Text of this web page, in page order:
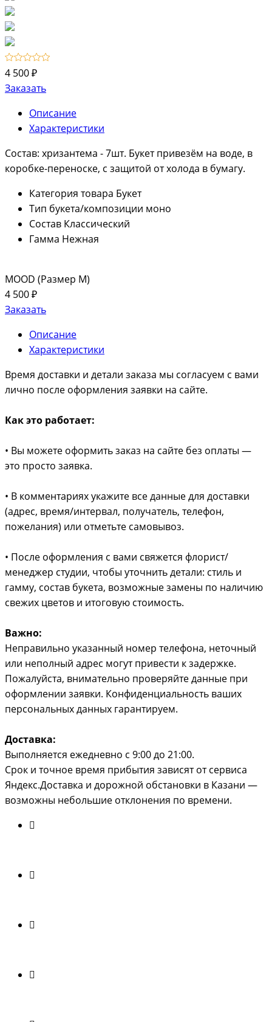
4 500 ₽
Заказать
Описание
Характеристики
Состав: хризантема - 7шт. Букет привезём на воде, в
коробке-переноске, с защитой от холода в бумагу.
Категория товара Букет
Тип букета/композиции моно
Состав Классический
Гамма Нежная
MOOD (Размер M)
4 500 ₽
Заказать
Описание
Характеристики
Время доставки и детали заказа мы согласуем с вами
лично после оформления заявки на сайте.
Как это работает:
• Вы можете оформить заказ на сайте без оплаты —
это просто заявка.
• В комментариях укажите все данные для доставки
(адрес, время/интервал, получатель, телефон,
пожелания) или отметьте самовывоз.
• После оформления с вами свяжется флорист/
менеджер студии, чтобы уточнить детали: стиль и
гамму, состав букета, возможные замены по наличию
свежих цветов и итоговую стоимость.
Важно:
Неправильно указанный номер телефона, неточный
или неполный адрес могут привести к задержке.
Пожалуйста, внимательно проверяйте данные при
оформлении заявки. Конфиденциальность ваших
персональных данных гарантируем.
Доставка:
Выполняется ежедневно с 9:00 до 21:00.
Срок и точное время прибытия зависят от сервиса
Яндекс.Доставка и дорожной обстановки в Казани —
возможны небольшие отклонения по времени.